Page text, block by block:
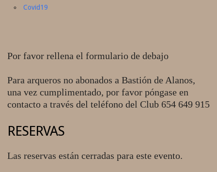
Covid19
Por favor rellena el formulario de debajo
Para arqueros no abonados a Bastión de Alanos,
una vez cumplimentado, por favor póngase en
contacto a través del teléfono del Club 654 649 915
RESERVAS
Las reservas están cerradas para este evento.